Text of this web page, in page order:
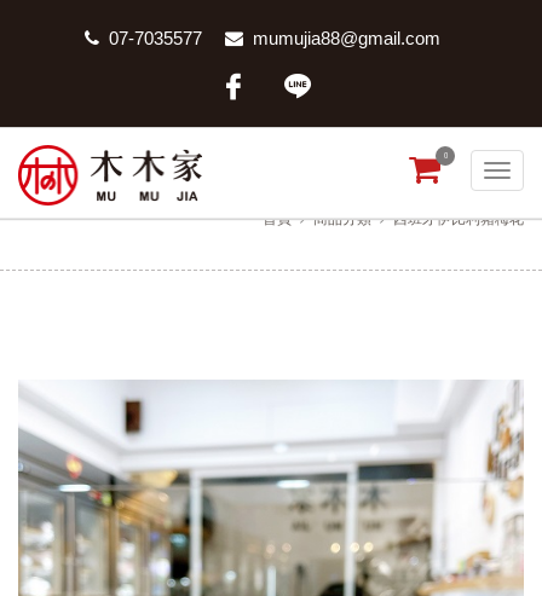
07-7035577 mumujia88@gmail.com
0
西班牙伊比利豬梅花
首頁 商品分類 西班牙伊比利豬梅花